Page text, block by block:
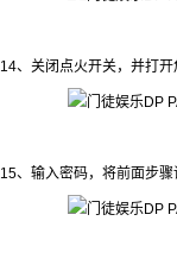
14、关闭点火开关，并打开
15、输入密码，将前面步骤